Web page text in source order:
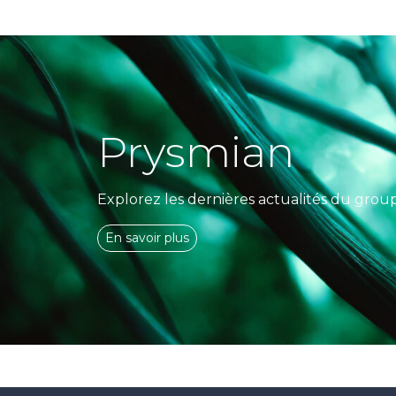
Prysmian
Explorez les dernières actualités du
En savoir plus